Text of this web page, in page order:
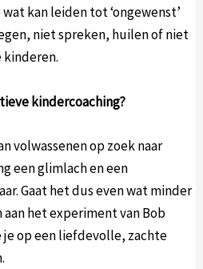
kan leiden tot ‘ongewenst’
niet spreken, huilen of niet
kindercoaching?
volwassenen op zoek naar
een glimlach en een
Gaat het dus even wat minder
het experiment van Bob
je op een liefdevolle, zachte